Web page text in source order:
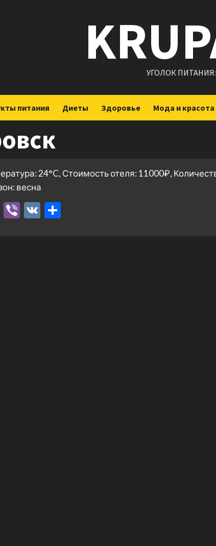
УГОЛОК
питания Диеты Здоровье Мода и красота
24°C, Стоимость отеля: 11000₽,
весна
Telegram
Viber
VK